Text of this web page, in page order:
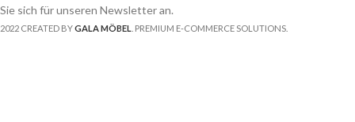
Sie sich für unseren Newsletter an.
2022 CREATED BYGALA MÖBEL . PREMIUM E-COMMERCE SOLUTIONS.